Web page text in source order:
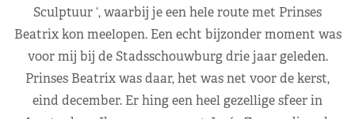
Sculptuur ‘, waarbij je een hele route met Prinses
Beatrix kon meelopen. Een echt bijzonder moment was
voor mij bij de Stadsschouwburg drie jaar geleden.
Prinses Beatrix was daar, het was net voor de kerst,
eind december. Er hing een heel gezellige sfeer in